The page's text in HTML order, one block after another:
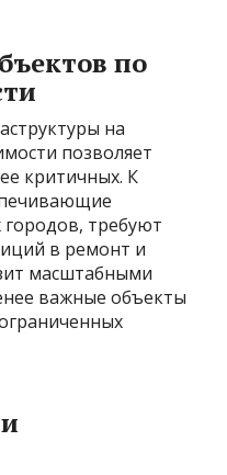
по
на
позволяет
критичных. К
требуют
в ремонт и
масштабными
важные объекты